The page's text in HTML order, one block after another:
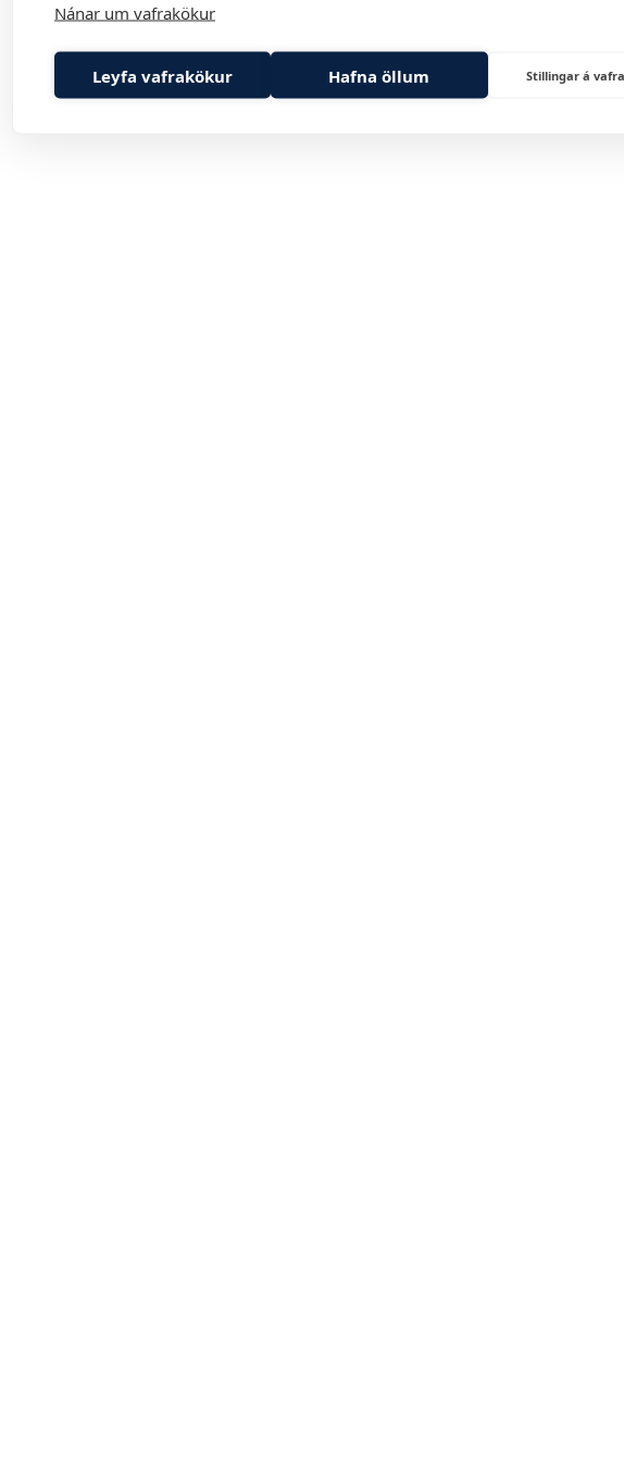
Nánar um vafrakökur
Leyfa vafrakökur Hafna öllum Stillingar á